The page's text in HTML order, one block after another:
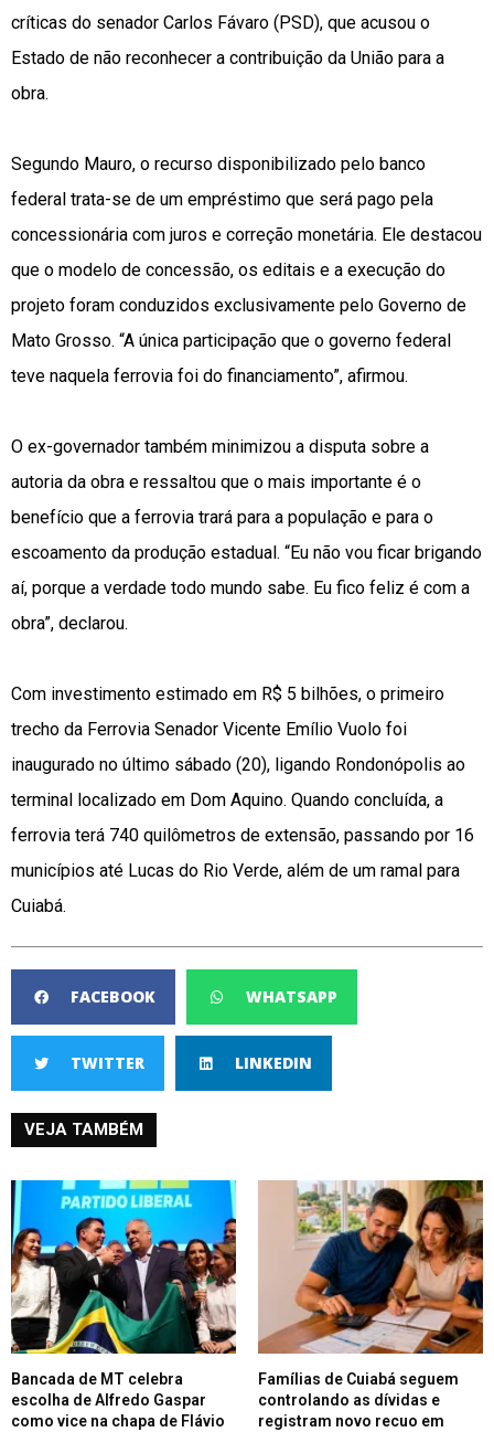
críticas do senador Carlos Fávaro (PSD), que acusou o
Estado de não reconhecer a contribuição da União para a
obra.
Segundo Mauro, o recurso disponibilizado pelo banco
federal trata-se de um empréstimo que será pago pela
concessionária com juros e correção monetária. Ele destacou
que o modelo de concessão, os editais e a execução do
projeto foram conduzidos exclusivamente pelo Governo de
Mato Grosso. “A única participação que o governo federal
teve naquela ferrovia foi do financiamento”, afirmou.
O ex-governador também minimizou a disputa sobre a
autoria da obra e ressaltou que o mais importante é o
benefício que a ferrovia trará para a população e para o
escoamento da produção estadual. “Eu não vou ficar brigando
aí, porque a verdade todo mundo sabe. Eu fico feliz é com a
obra”, declarou.
Com investimento estimado em R$ 5 bilhões, o primeiro
trecho da Ferrovia Senador Vicente Emílio Vuolo foi
inaugurado no último sábado (20), ligando Rondonópolis ao
terminal localizado em Dom Aquino. Quando concluída, a
ferrovia terá 740 quilômetros de extensão, passando por 16
municípios até Lucas do Rio Verde, além de um ramal para
Cuiabá.
FACEBOOK WHATSAPP
TWITTER LINKEDIN
VEJA TAMBÉM
Bancada de MT celebra
escolha de Alfredo Gaspar
como vice na chapa de Flávio
Famílias de Cuiabá seguem
controlando as dívidas e
registram novo recuo em